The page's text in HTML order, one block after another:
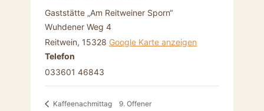
Gaststätte „Am Reitweiner Sporn“
Wuhdener Weg 4
Reitwein, 15328 Google Karte anzeigen
Telefon
033601 46843
Kaffeenachmittag
9. Offener